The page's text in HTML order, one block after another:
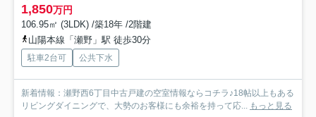
1,850万円
106.95㎡ (3LDK) /築18年 /2階建
山陽本線「瀬野」駅 徒歩30分
駐車2台可 公共下水
新着情報：瀬野西6丁目中古戸建の空室情報ならコチラ♪18帖以上もある
リビングダイニングで、大勢のお客様にも余裕を持って応... もっと見る